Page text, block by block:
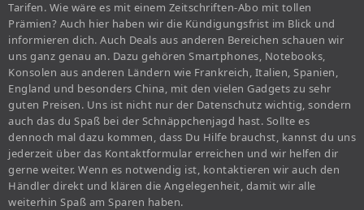
Tarifen. Wie wäre es mit einem Zeitschriften-Abo mit tollen
Prämien? Auch hier haben wir die Kündigungsfrist im Blick und
informieren dich. Auch Deals aus anderen Bereichen schauen wir
uns ganz genau an. Dazu gehören Smartphones, Notebooks,
Konsolen aus anderen Ländern wie Frankreich, Italien, Spanien,
England und besonders China, mit den vielen Gadgets zu sehr
guten Preisen. Uns ist nicht nur der Datenschutz wichtig, sondern
auch das du Spaß bei der Schnäppchenjagd hast. Sollte es
dennoch mal dazu kommen, dass Du Hilfe brauchst, kannst du uns
jederzeit über das Kontaktformular erreichen und wir helfen dir
gerne weiter. Wenn es notwendig ist, kontaktieren wir auch den
Händler direkt und klären die Angelegenheit, damit wir alle
weiterhin Spaß am Sparen haben.